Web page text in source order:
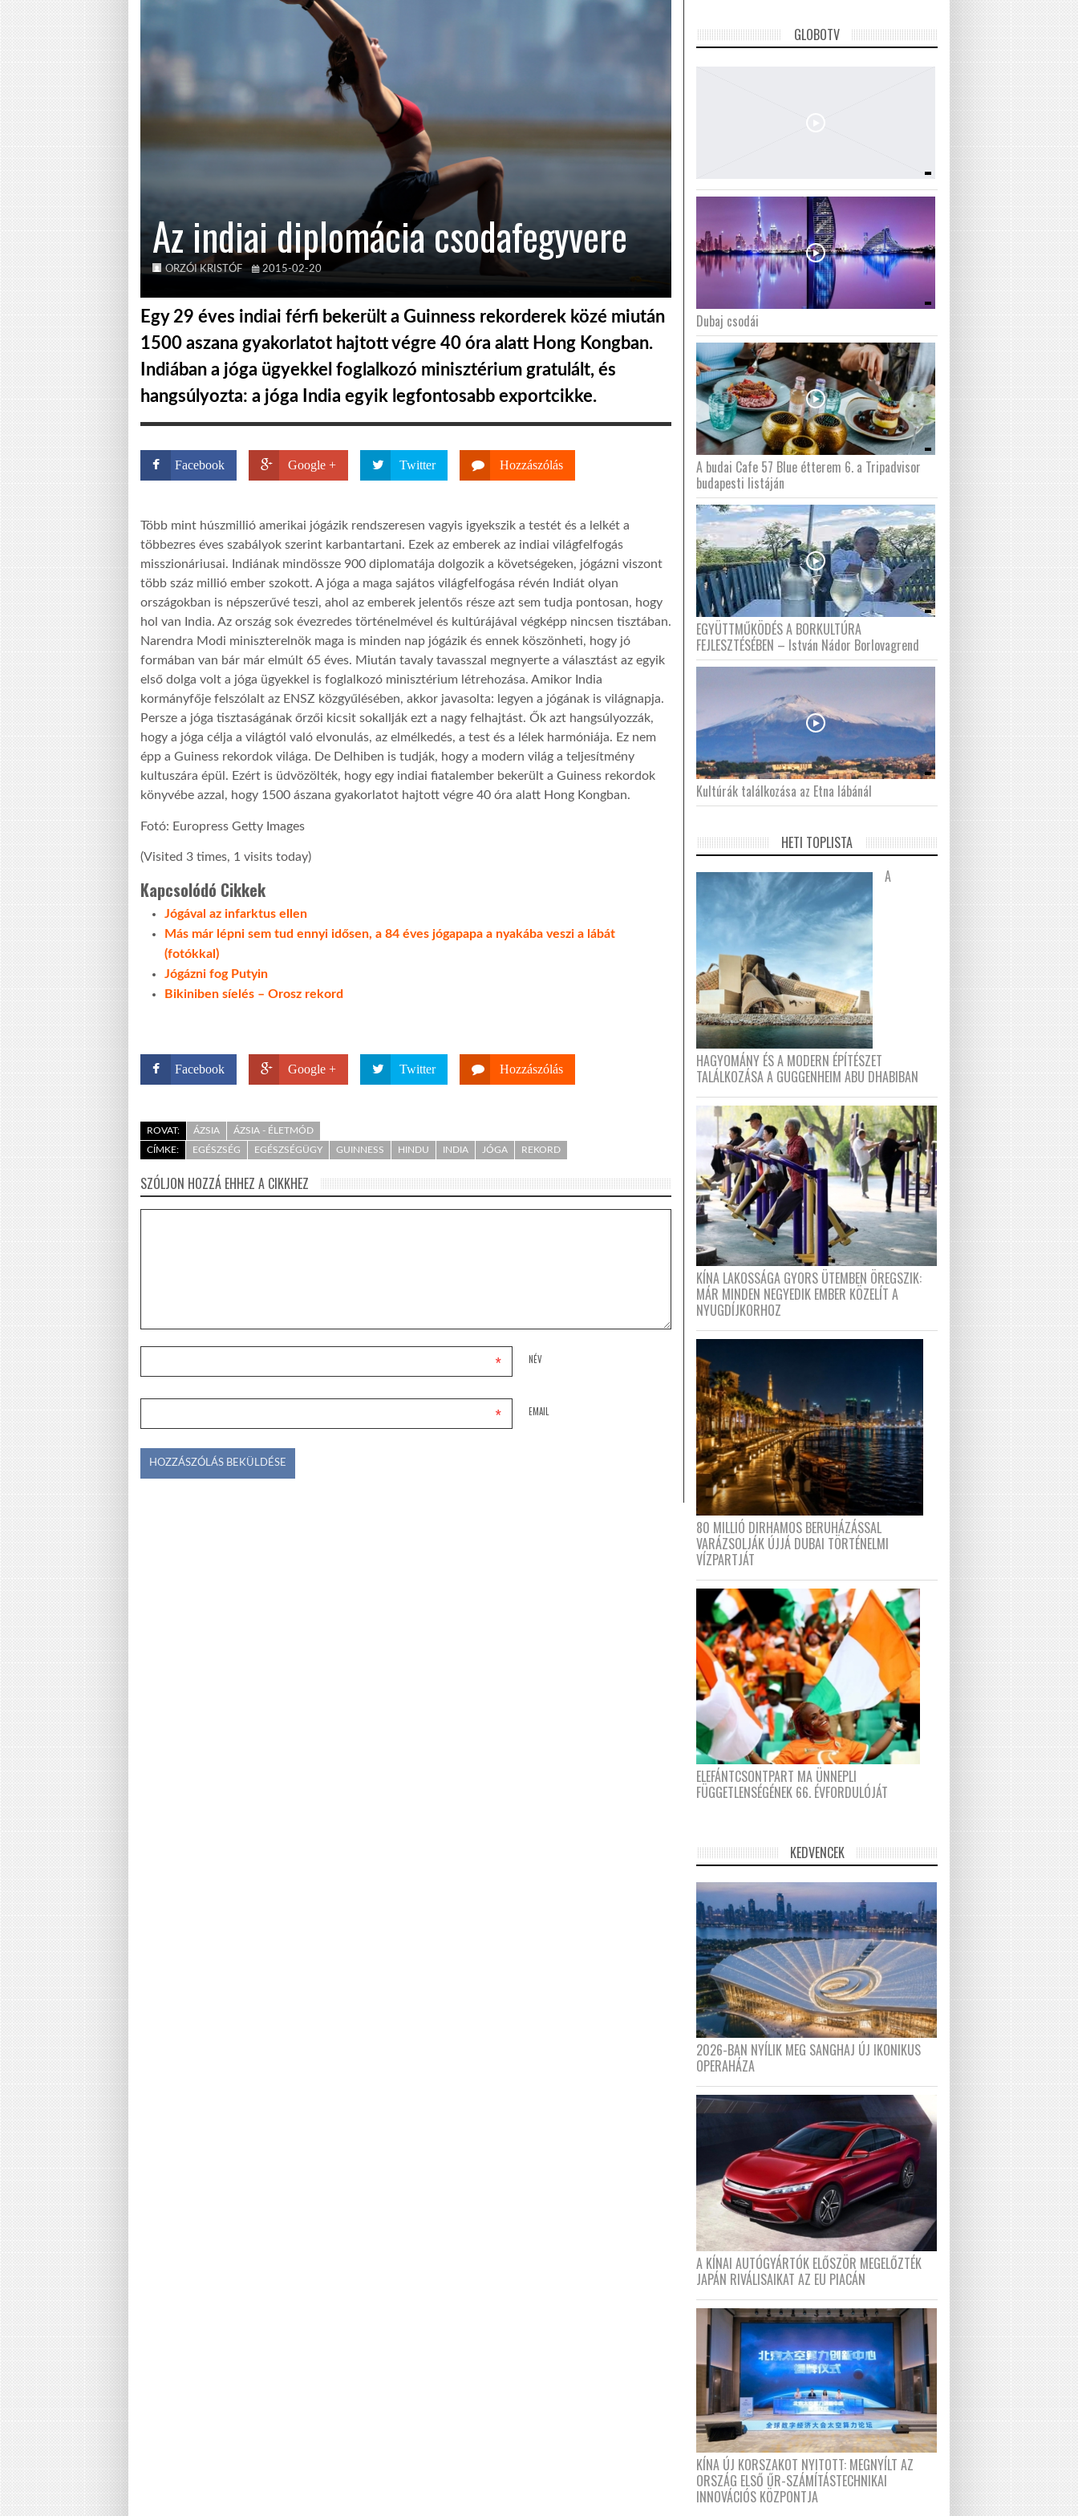
Az indiai diplomácia csodafegyvere
ORZÓI KRISTÓF 2015-02-20
Egy 29 éves indiai férfi bekerült a Guinness rekorderek közé miután
1500 aszana gyakorlatot hajtott végre 40 óra alatt Hong Kongban.
Indiában a jóga ügyekkel foglalkozó minisztérium gratulált, és
hangsúlyozta: a jóga India egyik legfontosabb exportcikke.
Facebook Google + Twitter Hozzászólás
Több mint húszmillió amerikai jógázik rendszeresen vagyis igyekszik a testét és a lelkét a
többezres éves szabályok szerint karbantartani. Ezek az emberek az indiai világfelfogás
misszionáriusai. Indiának mindössze 900 diplomatája dolgozik a követségeken, jógázni viszont
több száz millió ember szokott. A jóga a maga sajátos világfelfogása révén Indiát olyan
országokban is népszerűvé teszi, ahol az emberek jelentős része azt sem tudja pontosan, hogy
hol van India. Az ország sok évezredes történelmével és kultúrájával végképp nincsen tisztában.
Narendra Modi miniszterelnök maga is minden nap jógázik és ennek köszönheti, hogy jó
formában van bár már elmúlt 65 éves. Miután tavaly tavasszal megnyerte a választást az egyik
első dolga volt a jóga ügyekkel is foglalkozó minisztérium létrehozása. Amikor India
kormányfője felszólalt az ENSZ közgyűlésében, akkor javasolta: legyen a jógának is világnapja.
Persze a jóga tisztaságának őrzői kicsit sokallják ezt a nagy felhajtást. Ők azt hangsúlyozzák,
hogy a jóga célja a világtól való elvonulás, az elmélkedés, a test és a lélek harmóniája. Ez nem
épp a Guiness rekordok világa. De Delhiben is tudják, hogy a modern világ a teljesítmény
kultuszára épül. Ezért is üdvözölték, hogy egy indiai fiatalember bekerült a Guiness rekordok
könyvébe azzal, hogy 1500 ászana gyakorlatot hajtott végre 40 óra alatt Hong Kongban.
Fotó: Europress Getty Images
(Visited 3 times, 1 visits today)
Kapcsolódó Cikkek
Jógával az infarktus ellen
Más már lépni sem tud ennyi idősen, a 84 éves jógapapa a nyakába veszi a lábát
(fotókkal)
Jógázni fog Putyin
Bikiniben síelés – Orosz rekord
Facebook Google + Twitter Hozzászólás
ROVAT: ÁZSIA
ÁZSIA - ÉLETMÓD
CÍMKE:
EGÉSZSÉG EGÉSZSÉGÜGY GUINNESS HINDU INDIA JÓGA REKORD
SZÓLJON HOZZÁ EHHEZ A CIKKHEZ
NÉV
*
EMAIL
*
GLOBOTV
Dubaj csodái
A budai Cafe 57 Blue étterem 6. a Tripadvisor
budapesti listáján
EGYÜTTMŰKÖDÉS A BORKULTÚRA
FEJLESZTÉSÉBEN – István Nádor Borlovagrend
Kultúrák találkozása az Etna lábánál
HETI TOPLISTA
A
HAGYOMÁNY ÉS A MODERN ÉPÍTÉSZET
TALÁLKOZÁSA A GUGGENHEIM ABU DHABIBAN
KÍNA LAKOSSÁGA GYORS ÜTEMBEN ÖREGSZIK:
MÁR MINDEN NEGYEDIK EMBER KÖZELÍT A
NYUGDÍJKORHOZ
80 MILLIÓ DIRHAMOS BERUHÁZÁSSAL
VARÁZSOLJÁK ÚJJÁ DUBAI TÖRTÉNELMI
VÍZPARTJÁT
ELEFÁNTCSONTPART MA ÜNNEPLI
FÜGGETLENSÉGÉNEK 66. ÉVFORDULÓJÁT
KEDVENCEK
2026-BAN NYÍLIK MEG SANGHAJ ÚJ IKONIKUS
OPERAHÁZA
A KÍNAI AUTÓGYÁRTÓK ELŐSZÖR MEGELŐZTÉK
JAPÁN RIVÁLISAIKAT AZ EU PIACÁN
KÍNA ÚJ KORSZAKOT NYITOTT: MEGNYÍLT AZ
ORSZÁG ELSŐ ŰR-SZÁMÍTÁSTECHNIKAI
INNOVÁCIÓS KÖZPONTJA